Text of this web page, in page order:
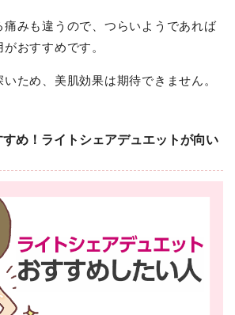
みも違うので、つらいようであれば
おすすめです。
ため、美肌効果は期待できません。
すめ！ライトシェアデュエットが向い